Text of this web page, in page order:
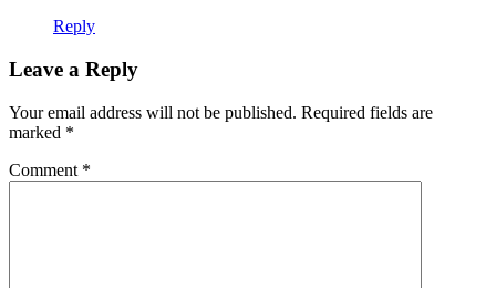
Reply
Leave a Reply
Your email address will not be published. Required fields are
marked *
Comment *